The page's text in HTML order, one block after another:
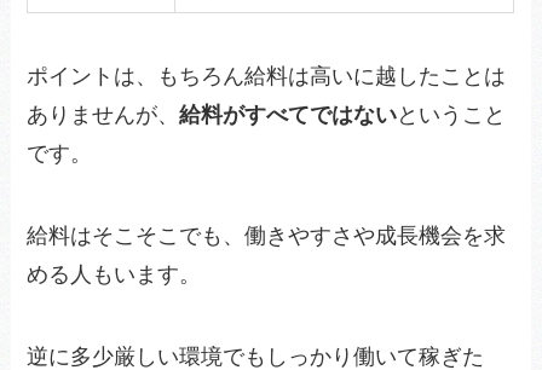
ポイントは、もちろん給料は高いに越したことは
ありませんが、給料がすべてではないということ
です。
給料はそこそこでも、働きやすさや成長機会を求
める人もいます。
逆に多少厳しい環境でもしっかり働いて稼ぎた